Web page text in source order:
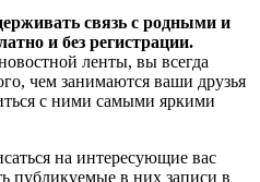
связь с родными и
и без регистрации.
ленты, вы всегда
чем занимаются ваши друзья
с ними самыми яркими
на интересующие вас
публикуемые в них записи в